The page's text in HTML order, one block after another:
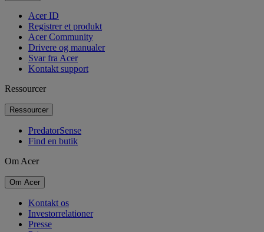
Acer ID
Registrer et produkt
Acer Community
Drivere og manualer
Svar fra Acer
Kontakt support
Ressourcer
Ressourcer
PredatorSense
Find en butik
Om Acer
Om Acer
Kontakt os
Investorrelationer
Presse